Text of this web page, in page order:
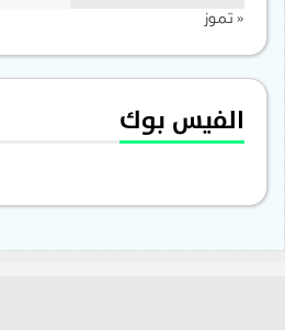
« تموز
الفيس بوك